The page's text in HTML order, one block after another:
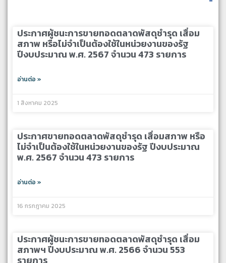
ประกาศผู้ชนะการขายทอดตลาดพัสดุชำรุด เสื่อม
สภาพ หรือไม่จำเป็นต้องใช้ในหน่วยงานของรัฐ
ปีงบประมาณ พ.ศ. 2567 จำนวน 473 รายการ
อ่านต่อ »
1 สิงหาคม 2025
ประกาศขายทอดตลาดพัสดุชำรุด เสื่อมสภาพ หรือ
ไม่จำเป็นต้องใช้ในหน่วยงานของรัฐ ปีงบประมาณ
พ.ศ. 2567 จำนวน 473 รายการ
อ่านต่อ »
16 กรกฎาคม 2025
ประกาศผู้ชนะการขายทอดตลาดพัสดุชำรุด เสื่อม
สภาพฯ ปีงบประมาณ พ.ศ. 2566 จำนวน 553
รายการ